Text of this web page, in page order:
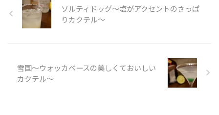
ソルティドッグ～塩がアクセントのさっぱ
りカクテル～
雪国～ウォッカベースの美しくておいしい
カクテル～